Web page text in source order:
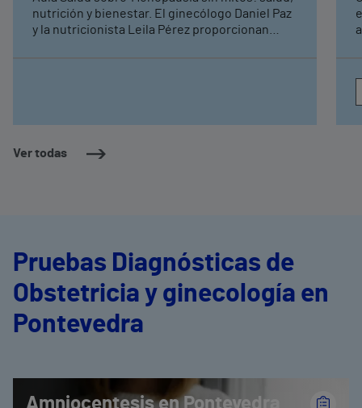
Ver todas
nutrición y bienestar. El ginecólogo Daniel Paz
y la nutricionista Leila Pérez proporcionan
Pruebas Diagnósticas de
Obstetricia y ginecología en
Pontevedra
Amniocentesis en Pontevedra